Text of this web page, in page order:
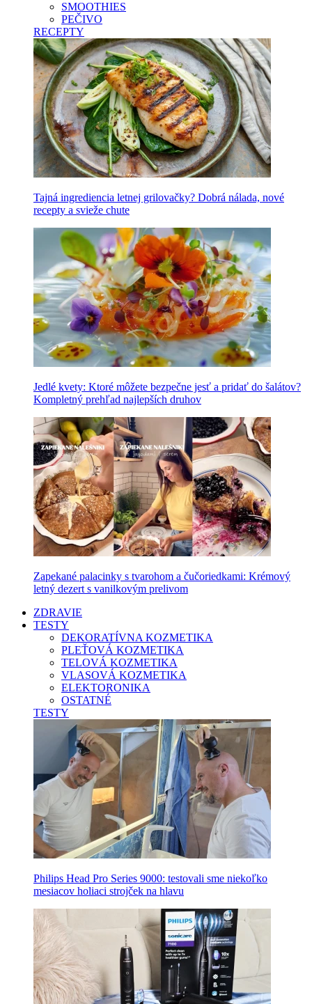
SMOOTHIES
PEČIVO
RECEPTY
Tajná ingrediencia letnej grilovačky? Dobrá nálada, nové
recepty a svieže chute
Jedlé kvety: Ktoré môžete bezpečne jesť a pridať do šalátov?
Kompletný prehľad najlepších druhov
Zapekané palacinky s tvarohom a čučoriedkami: Krémový
letný dezert s vanilkovým prelivom
ZDRAVIE
TESTY
DEKORATÍVNA KOZMETIKA
PLEŤOVÁ KOZMETIKA
TELOVÁ KOZMETIKA
VLASOVÁ KOZMETIKA
ELEKTORONIKA
OSTATNÉ
TESTY
Philips Head Pro Series 9000: testovali sme niekoľko
mesiacov holiaci strojček na hlavu